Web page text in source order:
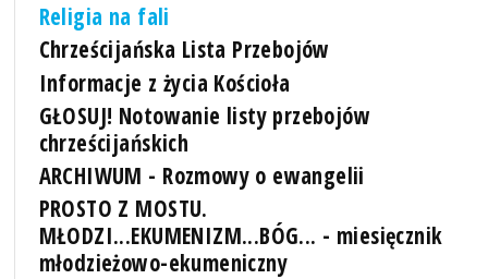
Religia na fali
Chrześcijańska Lista Przebojów
Informacje z życia Kościoła
GŁOSUJ! Notowanie listy przebojów
chrześcijańskich
ARCHIWUM - Rozmowy o ewangelii
PROSTO Z MOSTU.
MŁODZI...EKUMENIZM...BÓG... - miesięcznik
młodzieżowo-ekumeniczny